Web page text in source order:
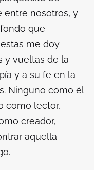
entre nosotros, y
que
me doy
y vueltas de la
y a su fe en la
Ninguno como él
como lector,
creador,
aquella